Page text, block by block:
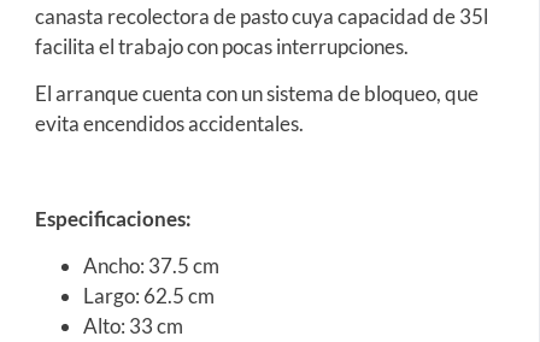
canasta recolectora de pasto cuya capacidad de 35l
facilita el trabajo con pocas interrupciones.
El arranque cuenta con un sistema de bloqueo, que
evita encendidos accidentales.
Especificaciones:
Ancho: 37.5 cm
Largo: 62.5 cm
Alto: 33 cm